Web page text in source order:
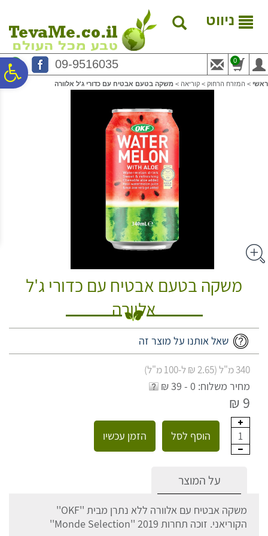
נגישות
המרכזי
ניווט
09-9516035 0
ראשי > המזרח הרחוק > קוריאה > משקה בטעם אבטיח עם כדורי ג'ל אלוורה
משקה בטעם אבטיח עם כדורי ג'ל
אלוורה
שאל אותנו על מוצר זה
340 מ"ל (2.65 ₪ ל-100 מ"ל)
מחיר משלוח: 0 - 39 ₪
9 ₪
1 הוסף לסל הזמן עכשיו
על המוצר
משקה אבטיח עם אלוורה ללא נתרן מבית ''OKF''
הקוריאני. זוכה תחרות 2019 ''Monde Selection''